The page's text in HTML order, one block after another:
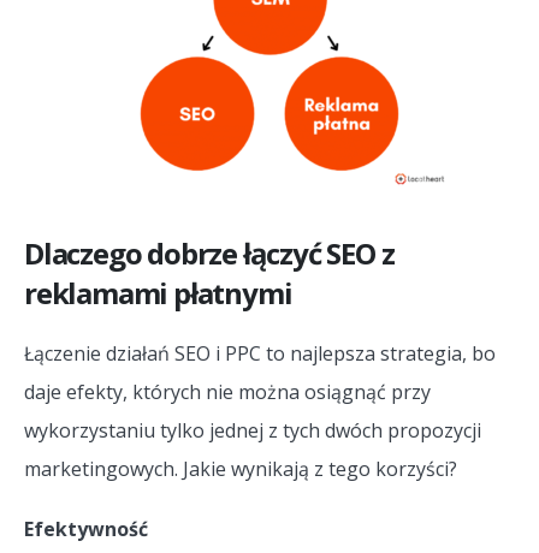
Dlaczego dobrze łączyć SEO z
reklamami płatnymi
Łączenie działań SEO i PPC to najlepsza strategia, bo
daje efekty, których nie można osiągnąć przy
wykorzystaniu tylko jednej z tych dwóch propozycji
marketingowych. Jakie wynikają z tego korzyści?
Efektywność